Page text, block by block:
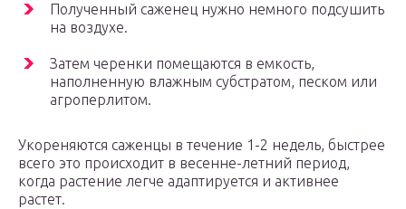
Полученный саженец нужно немного подсушить
на воздухе.
Затем черенки помещаются в емкость,
наполненную влажным субстратом, песком или
агроперлитом.
Укореняются саженцы в течение 1-2 недель, быстрее
всего это происходит в весенне-летний период,
когда растение легче адаптируется и активнее
растет.